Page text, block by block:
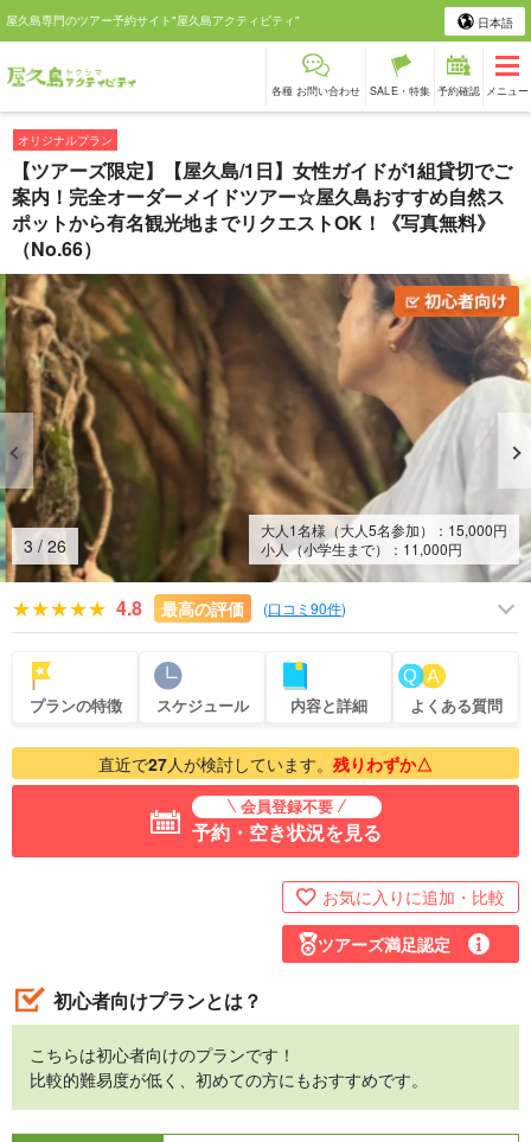
屋久島専門のツアー予約サイト"屋久島アクティビティ" 日本語
各種 お問い合わせ SALE・特集 予約確認 メニュー
オリジナルプラン
【ツアーズ限定】【屋久島/1日】女性ガイドが1組貸切でご
案内！完全オーダーメイドツアー☆屋久島おすすめ自然ス
ポットから有名観光地までリクエストOK！《写真無料》
（No.66）
4 / 26
大人1名様（大人5名参加）： 15,000円
小人（小学生まで）： 11,000円
4.8 最高の評価 (口コミ90件)
プランの特徴 スケジュール 内容と詳細 よくある質問
直近で27人が検討しています。 残りわずか△
会員登録不要
予約・空き状況を見る
お気に入りに追加・比較
ツアーズ満足認定
初心者向けプランとは？
こちらは初心者向けのプランです！
比較的難易度が低く、初めての方にもおすすめです。